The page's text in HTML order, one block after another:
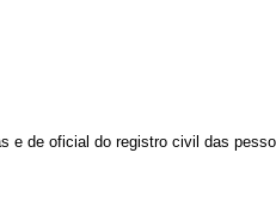
e de oficial do registro civil das